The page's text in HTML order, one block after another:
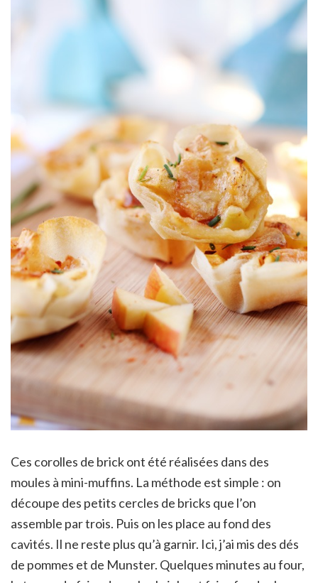
Ces corolles de brick ont été réalisées dans des
moules à mini-muffins. La méthode est simple : on
découpe des petits cercles de bricks que l’on
assemble par trois. Puis on les place au fond des
cavités. Il ne reste plus qu’à garnir. Ici, j’ai mis des dés
de pommes et de Munster. Quelques minutes au four,